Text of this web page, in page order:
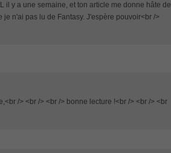
il y a une semaine, et ton article me donne hâte de
n'ai pas lu de Fantasy. J'espère pouvoir<br />
/> <br /> <br /> bonne lecture !<br /> <br /> <br